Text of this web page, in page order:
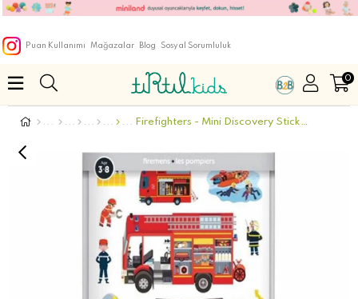
Puan Kullanımı Mağazalar Blog Sosyal Sorumluluk
0
Firefighters - Mini Discovery Stickers